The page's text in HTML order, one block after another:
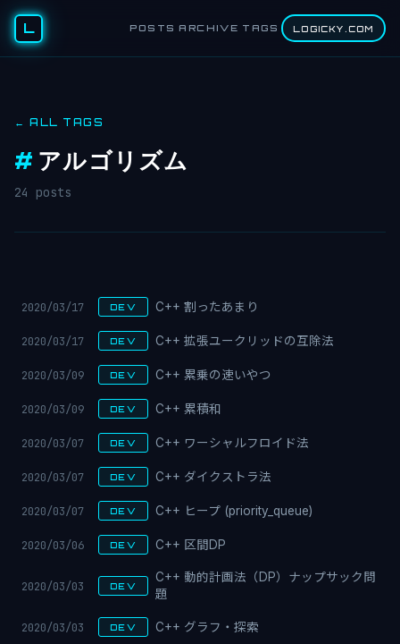
L POSTS ARCHIVE TAGS LOGICKY.COM
← ALL TAGS
# アルゴリズム
24 posts
2020/03/17 DEV C++ 割ったあまり
2020/03/17 DEV C++ 拡張ユークリッドの互除法
2020/03/09 DEV C++ 累乗の速いやつ
2020/03/09 DEV C++ 累積和
2020/03/07 DEV C++ ワーシャルフロイド法
2020/03/07 DEV C++ ダイクストラ法
2020/03/07 DEV C++ ヒープ (priority_queue)
2020/03/06 DEV C++ 区間DP
2020/03/03 DEV
C++ 動的計画法（DP）ナップサック問
題
2020/03/03 DEV C++ グラフ・探索